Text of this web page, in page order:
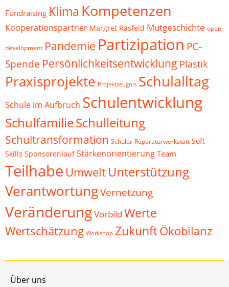
Fundraising Klima Kompetenzen
Kooperationspartner Margret Rasfeld Mutgeschichte open
development Pandemie Partizipation PC-
Spende Persönlichkeitsentwicklung Plastik
Praxisprojekte Projektzeugnis Schulalltag
Schule im Aufbruch Schulentwicklung
SchulfamilieSchulleitung
Schultransformation Schüler-Reparaturwerkstatt Soft
Skills Sponsorenlauf Stärkenorientierung Team
Teilhabe Umwelt Unterstützung
VerantwortungVernetzung
VeränderungVorbild Werte
Wertschätzung Workshop ZukunftÖkobilanz
Über uns